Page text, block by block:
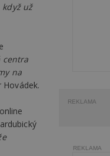
už
centra
na
REKLAMA
REKLAMA